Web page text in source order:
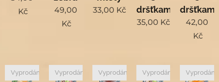
Kč
49,00
Kč
33,00 Kč
dršťkami
35,00 Kč
dršťkami
42,00
Kč
Vyprodáno Vyprodáno Vyprodáno Vyprodáno Vyprodáno